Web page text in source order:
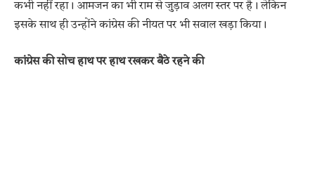
कभी नहीं रहा। आमजन का भी राम से जुड़ाव अलग स्तर पर है। लेकिन
इसके साथ ही उन्होंने कांग्रेस की नीयत पर भी सवाल खड़ा किया।
कांग्रेस की सोच हाथ पर हाथ रखकर बैठे रहने की